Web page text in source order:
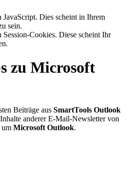
JavaScript. Dies scheint in Ihrem
sein.
Session-Cookies. Diese scheint Ihr
zu Microsoft
Beiträge aus SmartTools Outlook
anderer E-Mail-Newsletter von
um Microsoft Outlook.